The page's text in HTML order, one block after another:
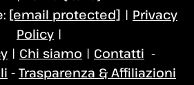
[email protected] | Privacy
Policy |
| Chi siamo | Contatti -
- Trasparenza & Affiliazioni